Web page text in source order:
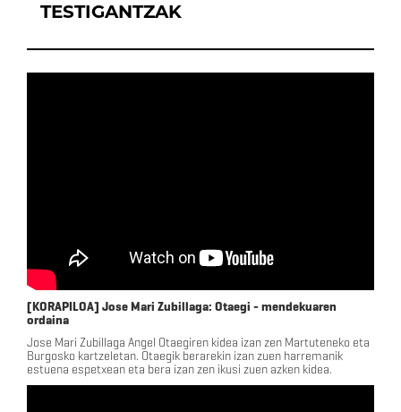
TESTIGANTZAK
[KORAPILOA] Jose Mari Zubillaga: Otaegi - mendekuaren
ordaina
Jose Mari Zubillaga Angel Otaegiren kidea izan zen Martuteneko eta
Burgosko kartzeletan. Otaegik berarekin izan zuen harremanik
estuena espetxean eta bera izan zen ikusi zuen azken kidea.